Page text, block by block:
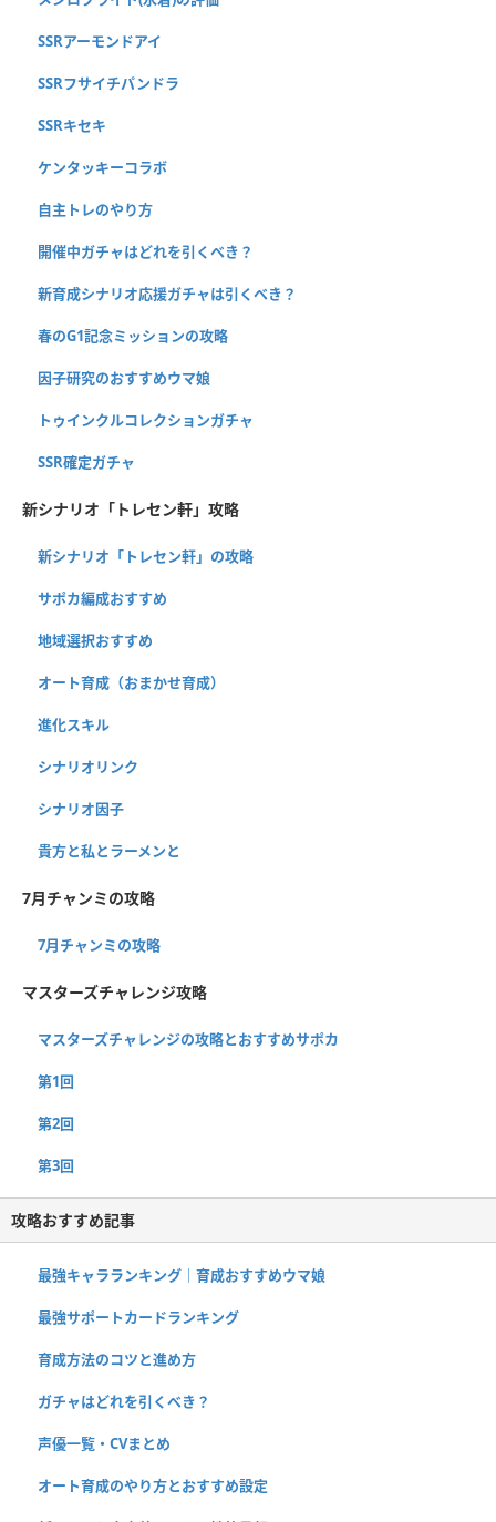
SSRアーモンドアイ
SSRフサイチパンドラ
SSRキセキ
ケンタッキーコラボ
自主トレのやり方
開催中ガチャはどれを引くべき？
新育成シナリオ応援ガチャは引くべき？
春のG1記念ミッションの攻略
因子研究のおすすめウマ娘
トゥインクルコレクションガチャ
SSR確定ガチャ
新シナリオ「トレセン軒」攻略
新シナリオ「トレセン軒」の攻略
サポカ編成おすすめ
地域選択おすすめ
オート育成（おまかせ育成）
進化スキル
シナリオリンク
シナリオ因子
貴方と私とラーメンと
7月チャンミの攻略
7月チャンミの攻略
マスターズチャレンジ攻略
マスターズチャレンジの攻略とおすすめサポカ
第1回
第2回
第3回
攻略おすすめ記事
最強キャラランキング｜育成おすすめウマ娘
最強サポートカードランキング
育成方法のコツと進め方
ガチャはどれを引くべき？
声優一覧・CVまとめ
オート育成のやり方とおすすめ設定